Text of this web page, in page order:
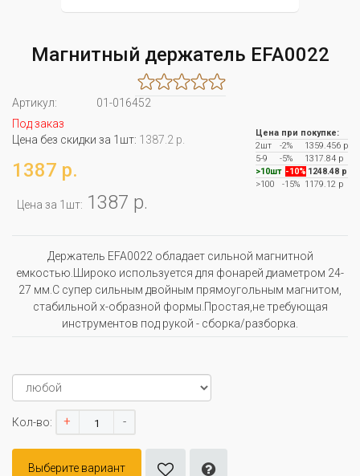
Магнитный держатель EFA0022
Артикул:
01-016452
Под заказ
Цена без скидки за 1шт: 1387.2 р.
1387 р.
Цена за 1шт: 1387 р.
Цена при покупке:
2шт
-2%
1359.456 р
5-9
-5%
1317.84 р
>10шт -10% 1248.48 р
>100
-15% 1179.12 р
Держатель EFA0022 обладает сильной магнитной
емкостью.Широко используется для фонарей диаметром 24-
27 мм.С супер сильным двойным прямоугольным магнитом,
стабильной x-образной формы.Простая,не требующая
инструментов под рукой - сборка/разборка.
Кол-во: + -
Выберите вариант